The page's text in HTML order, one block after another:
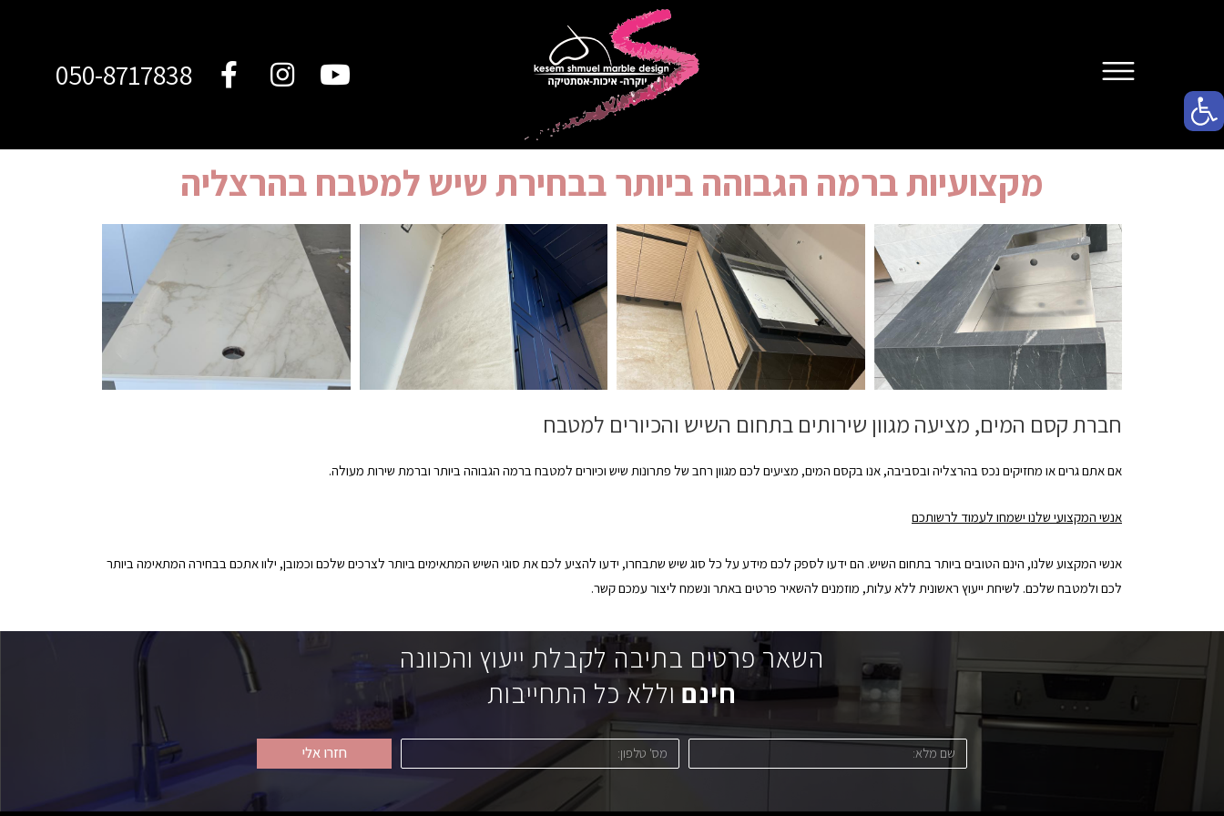
פתח סרגל נגישות
050-8717838
מקצועיות ברמה הגבוהה ביותר בבחירת שיש למטבח בהרצליה
חברת קסם המים, מציעה מגוון שירותים בתחום השיש והכיורים למטבח
אם אתם גרים או מחזיקים נכס בהרצליה ובסביבה, אנו בקסם המים, מציעים לכם מגוון רחב של פתרונות שיש וכיורים למטבח ברמה הגבוהה ביותר וברמת שירות מעולה.
אנשי המקצועי שלנו ישמחו לעמוד לרשותכם
אנשי המקצוע שלנו, הינם הטובים ביותר בתחום השיש. הם ידעו לספק לכם מידע על כל סוג שיש שתבחרו, ידעו להציע לכם את סוגי השיש המתאימים ביותר לצרכים שלכם וכמובן, ילוו אתכם בבחירה המתאימה ביותר
לכם ולמטבח שלכם. לשיחת ייעוץ ראשונית ללא עלות, מוזמנים להשאיר פרטים באתר ונשמח ליצור עמכם קשר.
השאר פרטים בתיבה לקבלת ייעוץ והכוונה
חינם וללא כל התחייבות
חזרו אלי